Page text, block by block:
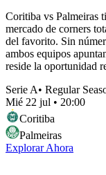
Coritiba vs Palmeiras
mercado de corners
del favorito. Sin
ambos equipos
reside la oportunidad
Serie A• Regular
Mié 22 jul • 20:00
Coritiba
Palmeiras
Explorar Ahora